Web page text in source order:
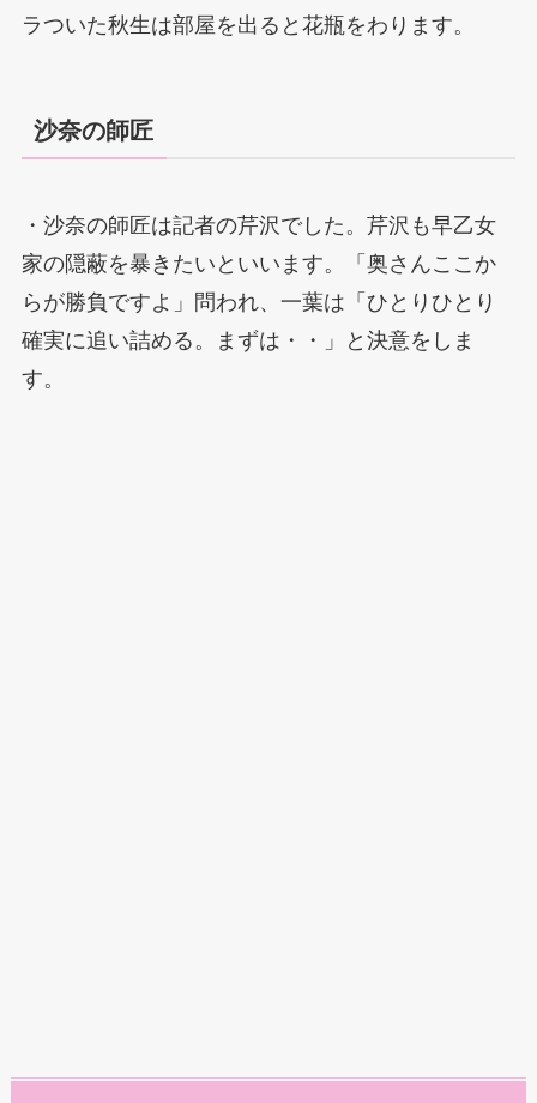
ラついた秋生は部屋を出ると花瓶をわります。
沙奈の師匠
・沙奈の師匠は記者の芹沢でした。芹沢も早乙女
家の隠蔽を暴きたいといいます。「奥さんここか
らが勝負ですよ」問われ、一葉は「ひとりひとり
確実に追い詰める。まずは・・」と決意をしま
す。